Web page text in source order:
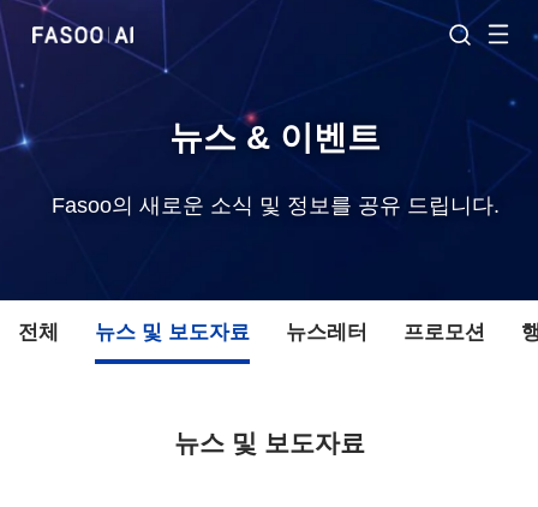
뉴스 & 이벤트
Fasoo의 새로운 소식 및 정보를 공유 드립니다.
전체 뉴스 및 보도자료 뉴스레터 프로모션
뉴스 및 보도자료